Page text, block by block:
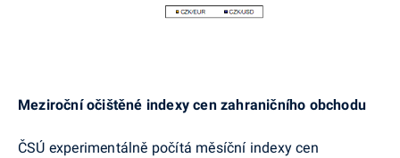
Meziroční očištěné indexy cen zahraničního obchodu
ČSÚ experimentálně počítá měsíční indexy cen